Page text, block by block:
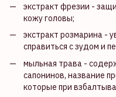
экстракт фрезии -
кожу головы;
экстракт розмарина -
справиться с зудом и
мыльная трава -
сапонинов, название
которые при